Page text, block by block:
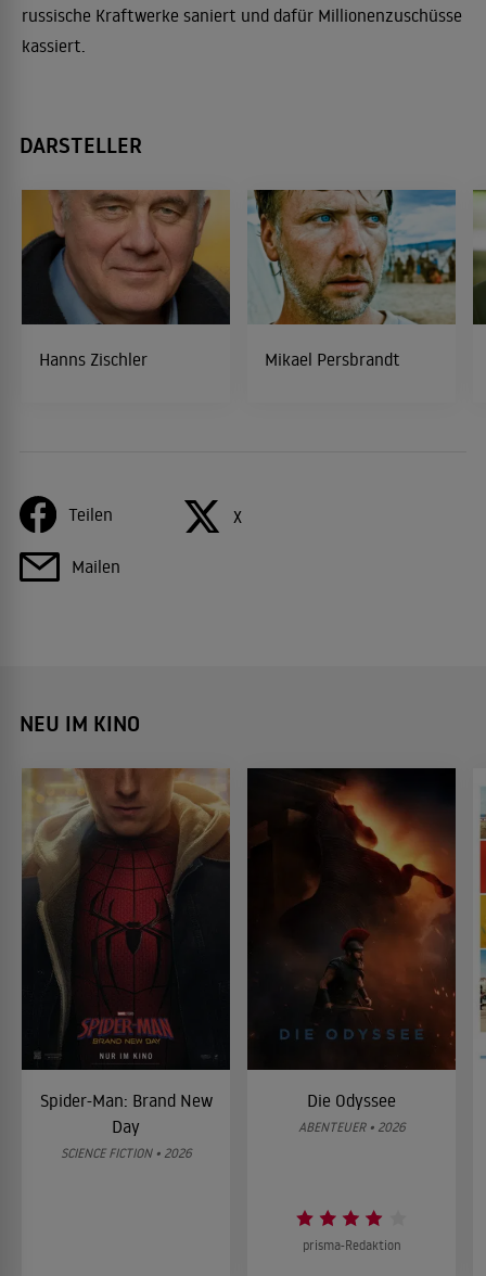
russische Kraftwerke saniert und dafür Millionenzuschüsse
kassiert.
DARSTELLER
Hanns Zischler Mikael Persbrandt
Teilen X
Mailen
NEU IM KINO
Spider-Man: Brand New
Day
SCIENCE FICTION • 2026
Die Odyssee
ABENTEUER • 2026
prisma-Redaktion